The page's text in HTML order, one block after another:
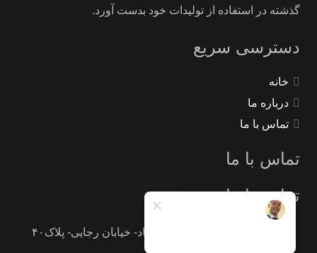
گذشته در استفاده از تولیدات خود بدست آورد.
دسترسی سریع
خانه
درباره ما
تماس با ما
تماس با ما
تماس با ما
تهران -جاده خاوران -خاتون آباد- خیابان رجایی- پلاک۴۰